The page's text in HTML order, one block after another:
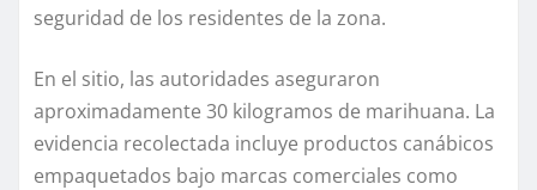
seguridad de los residentes de la zona.
En el sitio, las autoridades aseguraron
aproximadamente 30 kilogramos de marihuana. La
evidencia recolectada incluye productos canábicos
empaquetados bajo marcas comerciales como